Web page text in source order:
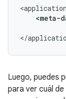
<meta-
</
Luego, puedes
para ver cuál